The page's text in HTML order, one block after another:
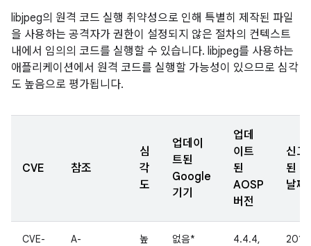
libjpeg의 원격 코드 실행 취약성으로 인해 특별히 제작된 파일
을 사용하는 공격자가 권한이 설정되지 않은 절차의 컨텍스트
내에서 임의의 코드를 실행할 수 있습니다. libjpeg를 사용하는
애플리케이션에서 원격 코드를 실행할 가능성이 있으므로 심각
도 높음으로 평가됩니다.
CVE 참조
심
각
도
업데이
트된
Google
기기
업데
이트
된
AOSP
버전
신고
된
날짜
CVE-
A-
높
없음*
4.4.4,
2016